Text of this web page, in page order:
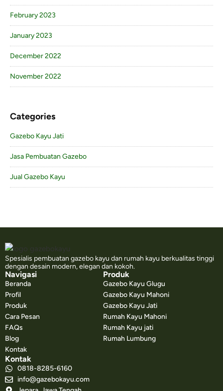
February 2023
January 2023
December 2022
November 2022
Categories
Gazebo Kayu Jati
Jasa Pembuatan Gazebo
Jual Gazebo Kayu
Spesialis pembuatan gazebo kayu dan rumah kayu berkualitas tinggi
dengan desain modern, elegan dan kokoh.
Navigasi
Beranda
Profil
Produk
Cara Pesan
FAQs
Blog
Kontak
Produk
Gazebo Kayu Glugu
Gazebo Kayu Mahoni
Gazebo Kayu Jati
Rumah Kayu Mahoni
Rumah Kayu jati
Rumah Lumbung
Kontak
0818-8285-6160
info@gazebokayu.com